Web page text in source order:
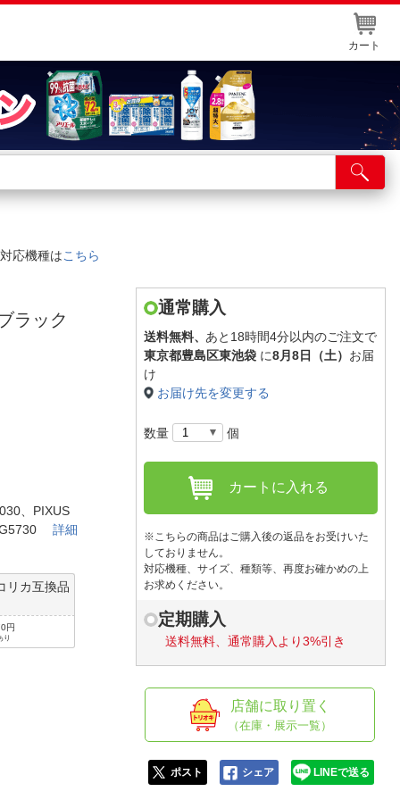
カート
舗サービス
ト取り置き
/ 中文
対応機種はこちら
ラック
、PIXUS
詳細
リカ互換品
円
り
通常購入
送料無料、 あと18時間4分以内のご注文で
東京都豊島区東池袋 に8月8日（土） お届
け
お届け先を変更する
数量 個
カートに入れる
※こちらの商品はご購入後の返品をお受けいた
しておりません。
対応機種、サイズ、種類等、再度お確かめの上
お求めください。
定期購入
送料無料、通常購入より3%引き
店舗に取り置く
（在庫・展示一覧）
ポスト シェア LINEで送る